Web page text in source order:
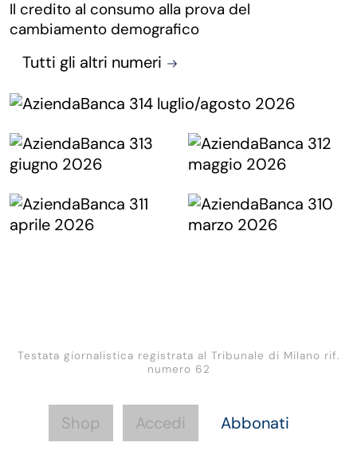
Il credito al consumo alla prova del
cambiamento demografico
Tutti gli altri numeri
Testata giornalistica registrata al Tribunale di Milano rif.
numero 62
Shop Accedi Abbonati